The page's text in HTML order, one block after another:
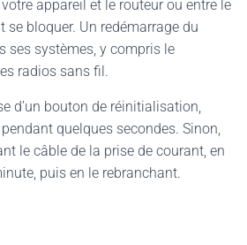
appareil et le routeur ou entre le
se bloquer. Un redémarrage du
ses systèmes, y compris le
radios sans fil.
d’un bouton de réinitialisation,
quelques secondes. Sinon,
le câble de la prise de courant, en
puis en le rebranchant.